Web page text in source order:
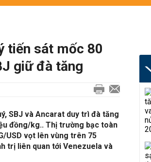
tiến sát mốc 80
giữ đà tăng
SBJ và Ancarat duy trì đà tăng
đồng/kg.. Thị trường bạc toàn
USD vọt lên vùng trên 75
trị liên quan tới Venezuela và